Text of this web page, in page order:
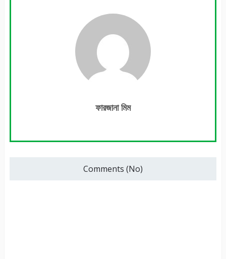
ফারজানা মিম
Comments (No)